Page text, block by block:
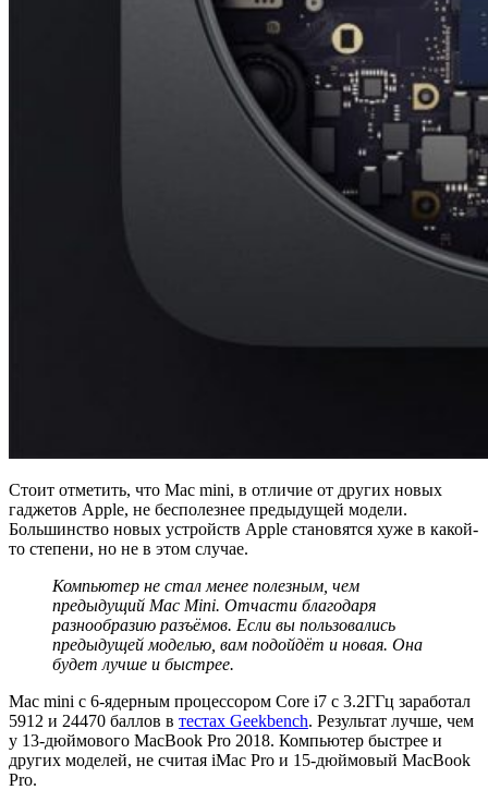
Стоит отметить, что Mac mini, в отличие от других новых
гаджетов Apple, не бесполезнее предыдущей модели.
Большинство новых устройств Apple становятся хуже в какой-
то степени, но не в этом случае.
Компьютер не стал менее полезным, чем
предыдущий Mac Mini. Отчасти благодаря
разнообразию разъёмов. Если вы пользовались
предыдущей моделью, вам подойдёт и новая. Она
будет лучше и быстрее.
Mac mini с 6-ядерным процессором Core i7 с 3.2ГГц заработал
5912 и 24470 баллов в тестах Geekbench. Результат лучше, чем
у 13-дюймового MacBook Pro 2018. Компьютер быстрее и
других моделей, не считая iMac Pro и 15-дюймовый MacBook
Pro.